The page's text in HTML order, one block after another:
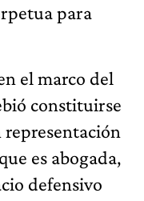
para
el marco del
constituirse
es abogada,
defensivo